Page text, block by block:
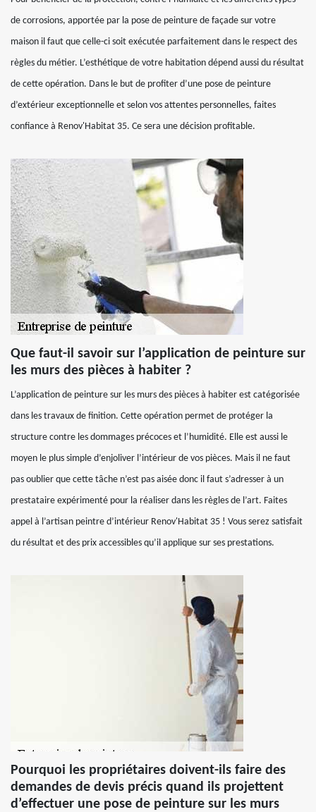
de corrosions, apportée par la pose de peinture de façade sur votre
maison il faut que celle-ci soit exécutée parfaitement dans le respect des
règles du métier. L’esthétique de votre habitation dépend aussi du résultat
de cette opération. Dans le but de profiter d’une pose de peinture
d’extérieur exceptionnelle et selon vos attentes personnelles, faites
confiance à Renov'Habitat 35. Ce sera une décision profitable.
Que faut-il savoir sur l’application de peinture sur
les murs des pièces à habiter ?
L’application de peinture sur les murs des pièces à habiter est catégorisée
dans les travaux de finition. Cette opération permet de protéger la
structure contre les dommages précoces et l’humidité. Elle est aussi le
moyen le plus simple d’enjoliver l’intérieur de vos pièces. Mais il ne faut
pas oublier que cette tâche n’est pas aisée donc il faut s’adresser à un
prestataire expérimenté pour la réaliser dans les règles de l’art. Faites
appel à l’artisan peintre d’intérieur Renov'Habitat 35 ! Vous serez satisfait
du résultat et des prix accessibles qu’il applique sur ses prestations.
Pourquoi les propriétaires doivent-ils faire des
demandes de devis précis quand ils projettent
d’effectuer une pose de peinture sur les murs